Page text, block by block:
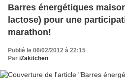
Barres énergétiques
lactose) pour une
marathon!
Publié le 06/02/2012 à 22:15
Par iZakitchen